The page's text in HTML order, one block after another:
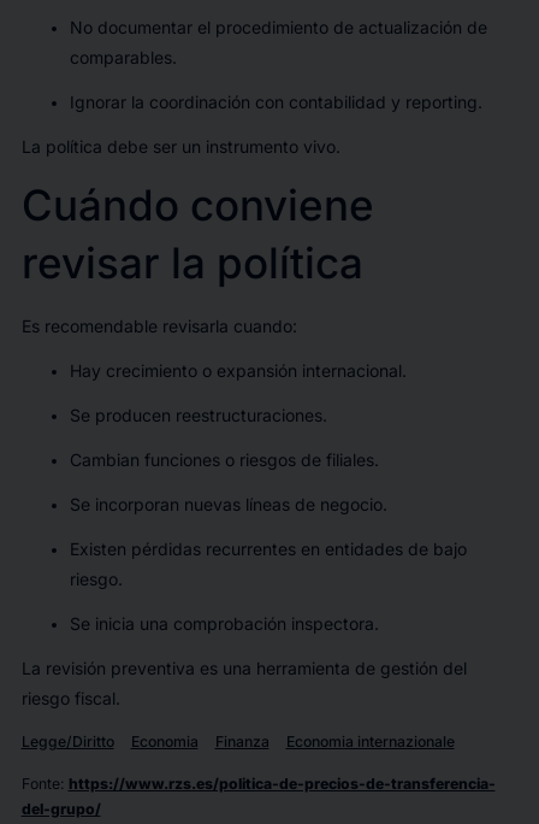
No documentar el procedimiento de actualización de
comparables.
Ignorar la coordinación con contabilidad y reporting.
La política debe ser un instrumento vivo.
Cuándo conviene
revisar la política
Es recomendable revisarla cuando:
Hay crecimiento o expansión internacional.
Se producen reestructuraciones.
Cambian funciones o riesgos de filiales.
Se incorporan nuevas líneas de negocio.
Existen pérdidas recurrentes en entidades de bajo
riesgo.
Se inicia una comprobación inspectora.
La revisión preventiva es una herramienta de gestión del
riesgo fiscal.
Legge/Diritto Economia Finanza Economia internazionale
Fonte: https://www.rzs.es/politica-de-precios-de-transferencia-
del-grupo/